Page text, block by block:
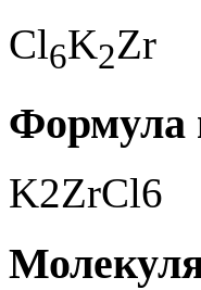
Cl6K2Zr
Формула
K2ZrCl6